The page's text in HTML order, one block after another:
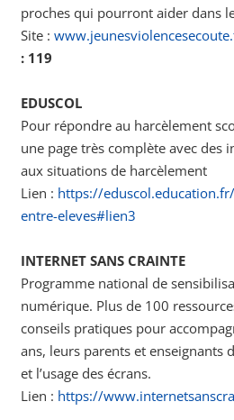
proches qui pourront aider dans
Site :
: 119
EDUSCOL
Pour répondre au harcèlement
une page très complète avec des
aux situations de harcèlement
Lien : https://
entre-eleves#lien3
INTERNET SANS CRAINTE
Programme national de
numérique. Plus de 100
conseils pratiques pour
ans, leurs parents et enseignants
et l’usage des écrans.
Lien : https://